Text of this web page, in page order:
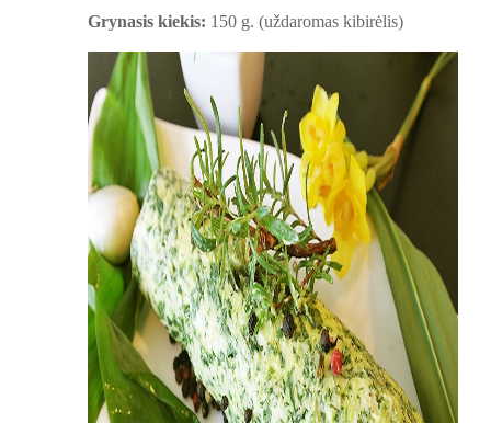
Grynasis kiekis: 150 g. (uždaromas kibirėlis)